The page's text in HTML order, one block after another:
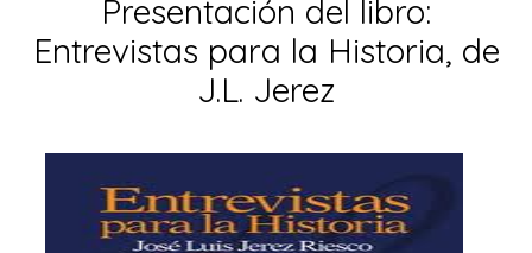
Presentación del libro:
Entrevistas para la Historia, de
J.L. Jerez